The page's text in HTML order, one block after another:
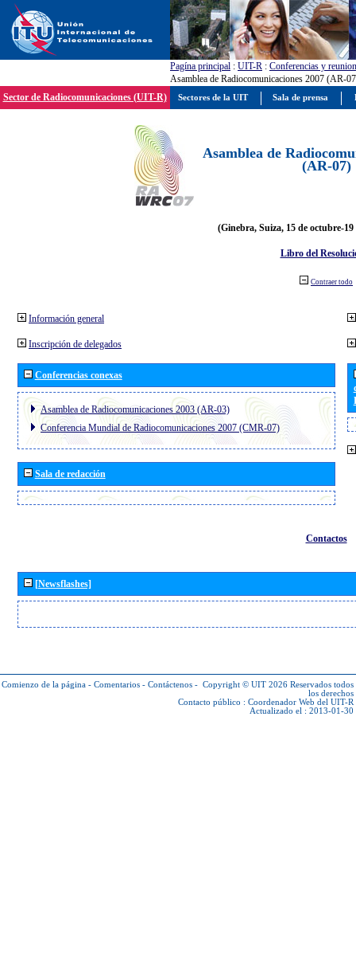
Pagína principal : UIT-R : Conferencias y
Asamblea de Radiocomunicaciones 2007 (AR-
Sector de Radiocomunicaciones (UIT-R)
Asamblea de
(AR-07)
(Ginebra, Suiza, 15 de octubre-19
Libro del
Contraer todo
Información general
Inscripción de delegados
Conferencias conexas
Asamblea de Radiocomunicaciones 2003 (AR-03)
Conferencia Mundial de Radiocomunicaciones 2007 (CMR-07)
Sala de redacción
Contactos
[Newsflashes]
Comienzo de la página - Comentarios - Contáctenos - Copyright © UIT 2026 Reservados todos
los derechos
Contacto público : Coordenador Web del UIT-R
Actualizado el : 2013-01-30
Sectores de la UIT Sala de prensa